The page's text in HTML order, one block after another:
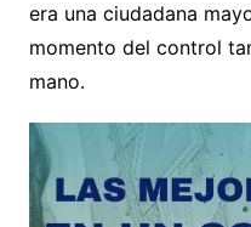
era una ciudadana
momento del control
mano.